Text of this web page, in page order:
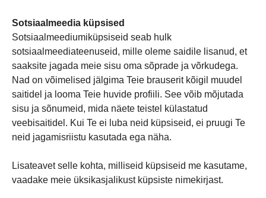
Sotsiaalmeedia küpsised
Sotsiaalmeediumiküpsiseid seab hulk
sotsiaalmeediateenuseid, mille oleme saidile lisanud, et
saaksite jagada meie sisu oma sõprade ja võrkudega.
Nad on võimelised jälgima Teie brauserit kõigil muudel
saitidel ja looma Teie huvide profiili. See võib mõjutada
sisu ja sõnumeid, mida näete teistel külastatud
veebisaitidel. Kui Te ei luba neid küpsiseid, ei pruugi Te
neid jagamisriistu kasutada ega näha.
Lisateavet selle kohta, milliseid küpsiseid me kasutame,
vaadake meie üksikasjalikust küpsiste nimekirjast.